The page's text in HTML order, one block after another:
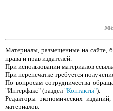
Материалы, размещенные на сайте,
права и прав издателей.
При использовании материалов
При перепечатке требуется
По вопросам сотрудничества
"Интерфакс" (раздел "Контакты").
Редакторы экономических
материалов.